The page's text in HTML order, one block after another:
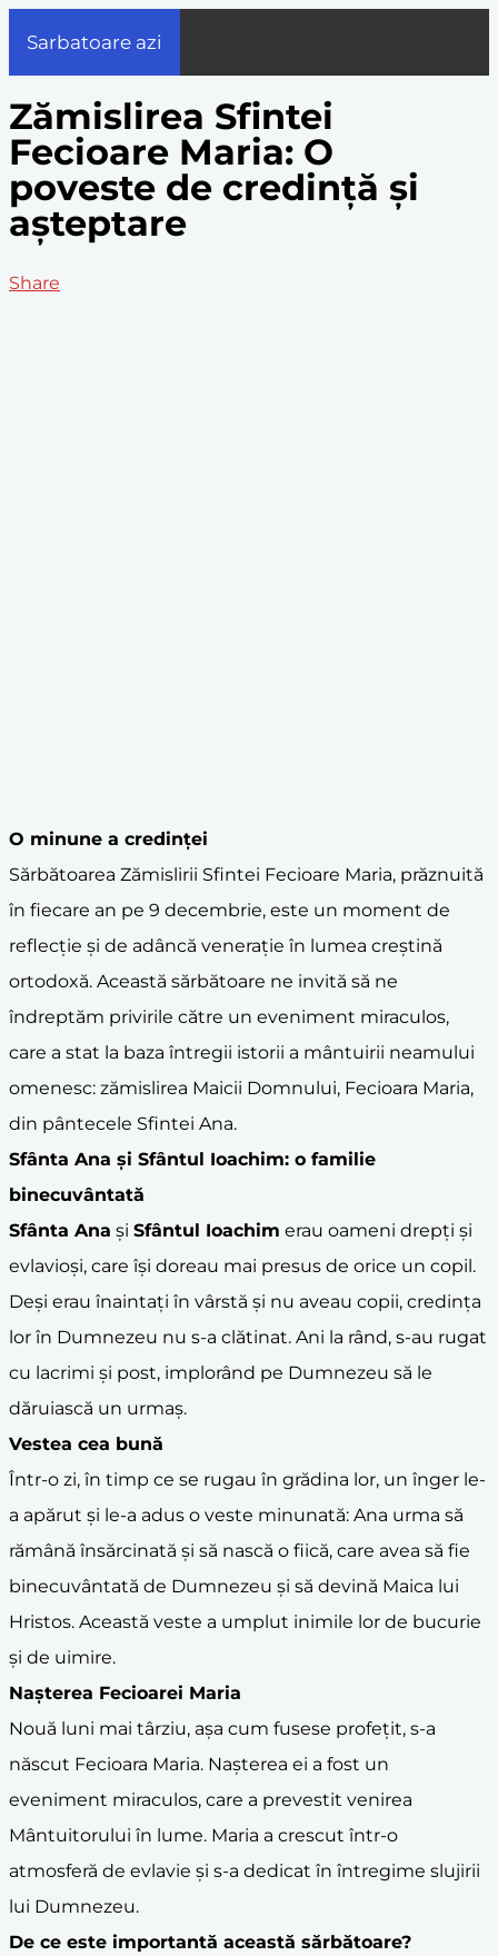
Sarbatoare azi
Zămislirea Sfintei
Fecioare Maria: O
poveste de credință și
așteptare
Share
O minune a credinței
Sărbătoarea Zămislirii Sfintei Fecioare Maria, prăznuită
în fiecare an pe 9 decembrie, este un moment de
reflecție și de adâncă venerație în lumea creștină
ortodoxă. Această sărbătoare ne invită să ne
îndreptăm privirile către un eveniment miraculos,
care a stat la baza întregii istorii a mântuirii neamului
omenesc: zămislirea Maicii Domnului, Fecioara Maria,
din pântecele Sfintei Ana.
Sfânta Ana și Sfântul Ioachim: o familie
binecuvântată
Sfânta Ana și Sfântul Ioachim erau oameni drepți și
evlavioși, care își doreau mai presus de orice un copil.
Deși erau înaintați în vârstă și nu aveau copii, credința
lor în Dumnezeu nu s-a clătinat. Ani la rând, s-au rugat
cu lacrimi și post, implorând pe Dumnezeu să le
dăruiască un urmaș.
Vestea cea bună
Într-o zi, în timp ce se rugau în grădina lor, un înger le-
a apărut și le-a adus o veste minunată: Ana urma să
rămână însărcinată și să nască o fiică, care avea să fie
binecuvântată de Dumnezeu și să devină Maica lui
Hristos. Această veste a umplut inimile lor de bucurie
și de uimire.
Nașterea Fecioarei Maria
Nouă luni mai târziu, așa cum fusese profețit, s-a
născut Fecioara Maria. Nașterea ei a fost un
eveniment miraculos, care a prevestit venirea
Mântuitorului în lume. Maria a crescut într-o
atmosferă de evlavie și s-a dedicat în întregime slujirii
lui Dumnezeu.
De ce este importantă această sărbătoare?